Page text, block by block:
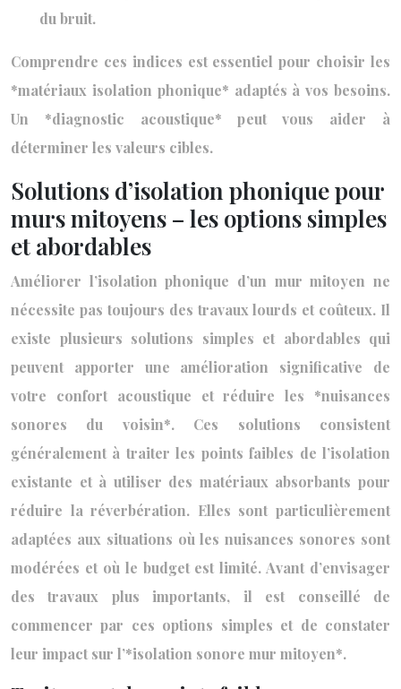
du bruit.
Comprendre ces indices est essentiel pour choisir les
*matériaux isolation phonique* adaptés à vos besoins.
Un *diagnostic acoustique* peut vous aider à
déterminer les valeurs cibles.
Solutions d’isolation phonique pour
murs mitoyens – les options simples
et abordables
Améliorer l’isolation phonique d’un mur mitoyen ne
nécessite pas toujours des travaux lourds et coûteux. Il
existe plusieurs solutions simples et abordables qui
peuvent apporter une amélioration significative de
votre confort acoustique et réduire les *nuisances
sonores du voisin*. Ces solutions consistent
généralement à traiter les points faibles de l’isolation
existante et à utiliser des matériaux absorbants pour
réduire la réverbération. Elles sont particulièrement
adaptées aux situations où les nuisances sonores sont
modérées et où le budget est limité. Avant d’envisager
des travaux plus importants, il est conseillé de
commencer par ces options simples et de constater
leur impact sur l’*isolation sonore mur mitoyen*.